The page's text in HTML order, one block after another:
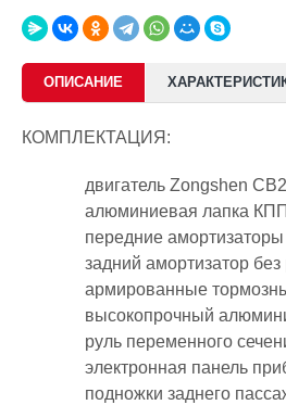
ОПИСАНИЕ
КОМПЛЕКТАЦИЯ:
двигатель Zongshen
алюминиевая лапка
передние
задний амортизатор
армированные
высокопрочный
руль переменного
электронная панель
подножки заднего